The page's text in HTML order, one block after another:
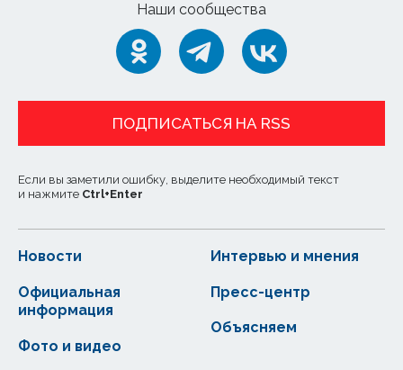
Наши сообщества
ПОДПИСАТЬСЯ НА RSS
Если вы заметили ошибку, выделите необходимый текст
и нажмите Ctrl+Enter
Новости
Официальная
информация
Интервью и мнения
Фото и видео
Пресс-центр
Объясняем